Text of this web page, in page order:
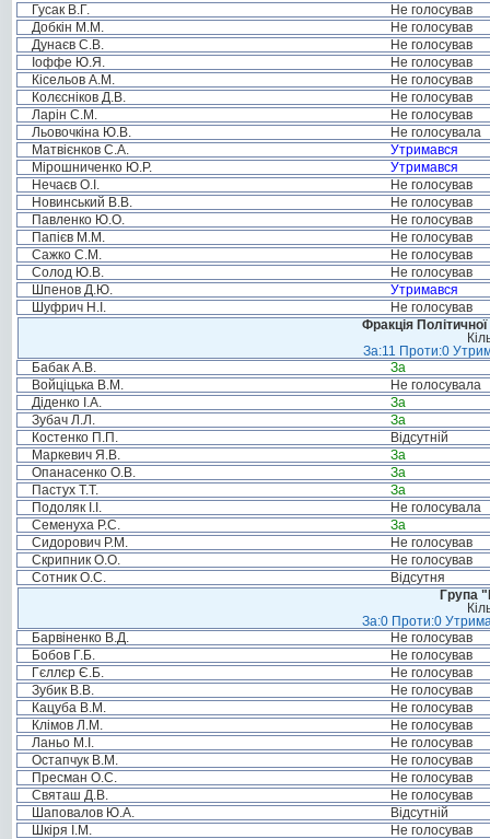
Гусак В.Г.
Не голосував
Добкін М.М.
Не голосував
Дунаєв С.В.
Не голосував
Іоффе Ю.Я.
Не голосував
Кісельов А.М.
Не голосував
Колєсніков Д.В.
Не голосував
Ларін С.М.
Не голосував
Льовочкіна Ю.В.
Не голосувала
Матвієнков С.А.
Утримався
Мірошниченко Ю.Р.
Утримався
Нечаєв О.І.
Не голосував
Новинський В.В.
Не голосував
Павленко Ю.О.
Не голосував
Папієв М.М.
Не голосував
Сажко С.М.
Не голосував
Солод Ю.В.
Не голосував
Шпенов Д.Ю.
Утримався
Шуфрич Н.І.
Не голосував
Фракція
За:11 Проти:0
Бабак А.В.
За
Войціцька В.М.
Не голосувала
Діденко І.А.
За
Зубач Л.Л.
За
Костенко П.П.
Відсутній
Маркевич Я.В.
За
Опанасенко О.В.
За
Пастух Т.Т.
За
Подоляк І.І.
Не голосувала
Семенуха Р.С.
За
Сидорович Р.М.
Не голосував
Скрипник О.О.
Не голосував
Сотник О.С.
Відсутня
Група
За:0 Проти:0
Барвіненко В.Д.
Не голосував
Бобов Г.Б.
Не голосував
Гєллєр Є.Б.
Не голосував
Зубик В.В.
Не голосував
Кацуба В.М.
Не голосував
Клімов Л.М.
Не голосував
Ланьо М.І.
Не голосував
Остапчук В.М.
Не голосував
Пресман О.С.
Не голосував
Святаш Д.В.
Не голосував
Шаповалов Ю.А.
Відсутній
Шкіря І.М.
Не голосував